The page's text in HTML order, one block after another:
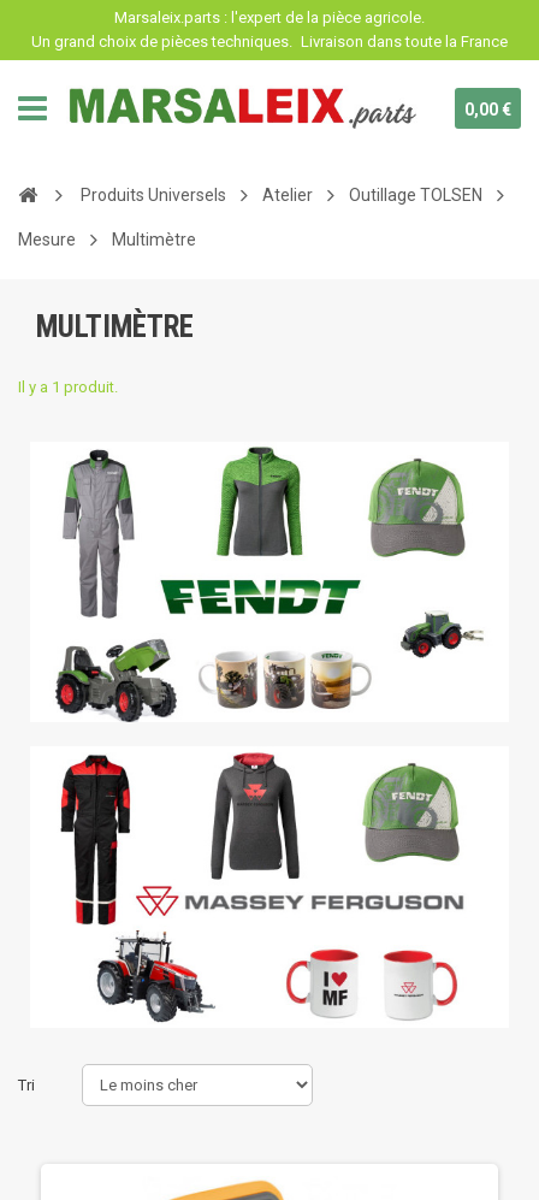
Marsaleix.parts : l'expert de la pièce agricole.
Un grand choix de pièces techniques. Livraison dans toute la France
0,00 €
Produits Universels Atelier Outillage TOLSEN
Mesure Multimètre
MULTIMÈTRE
Il y a 1 produit.
Tri
Panneau de gestion des cookies